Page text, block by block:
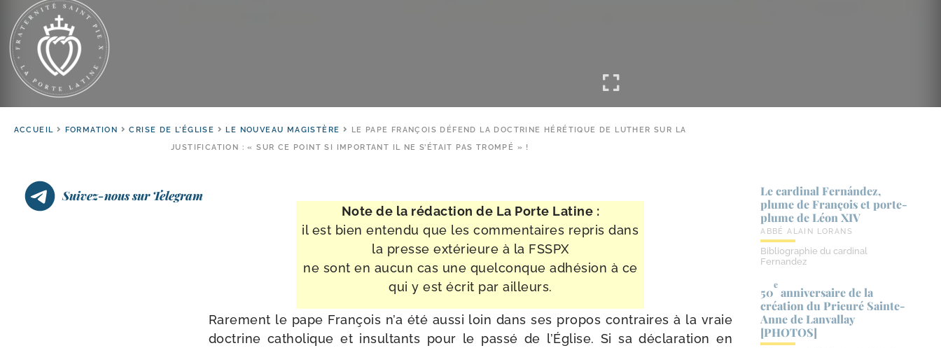
ACCUEIL FORMATION CRISE DE L'ÉGLISE LE NOUVEAU MAGISTÈRE
LE PAPE FRANÇOIS DÉFEND LA DOCTRINE HÉRÉTIQUE DE LUTHER SUR LA
JUSTIFICATION : « SUR CE POINT SI IMPORTANT IL NE S’ÉTAIT PAS TROMPÉ » !
Suivez-nous sur Telegram
Note de la rédac­tion de La Porte Latine :
il est bien enten­du que les com­men­taires repris dans
la presse exté­rieure à la FSSPX
ne sont en aucun cas une quel­conque adhé­sion à ce
qui y est écrit par ailleurs.
Rarement le pape François n’a été aus­si loin dans ses pro­pos contraires à la vraie
doc­trine catho­lique et insul­tants pour le pas­sé de l’Église. Si sa décla­ra­tion en
Le cardinal Fernández,
plume de François et porte-​
plume de Léon XIV
ABBÉ ALAIN LORANS
Bibliographie du cardinal
Fernandez
50
e
anniversaire de la
création du Prieuré Sainte-​
Anne de Lanvallay
[PHOTOS]